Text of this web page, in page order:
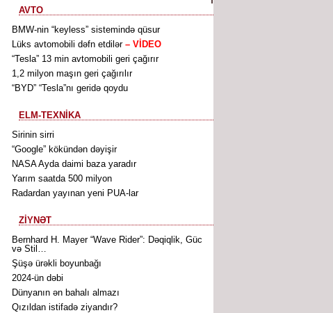
AVTO
BMW-nin “keyless” sistemində qüsur
Lüks avtomobili dəfn etdilər– VİDEO
“Tesla” 13 min avtomobili geri çağırır
1,2 milyon maşın geri çağırılır
“BYD” “Tesla”nı geridə qoydu
ELM-TEXNİKA
Sirinin sirri
“Google” kökündən dəyişir
NASA Ayda daimi baza yaradır
Yarım saatda 500 milyon
Radardan yayınan yeni PUA-lar
ZİYNƏT
Bernhard H. Mayer “Wave Rider”: Dəqiqlik, Güc
və Stil…
Şüşə ürəkli boyunbağı
2024-ün dəbi
Dünyanın ən bahalı almazı
Qızıldan istifadə ziyandır?